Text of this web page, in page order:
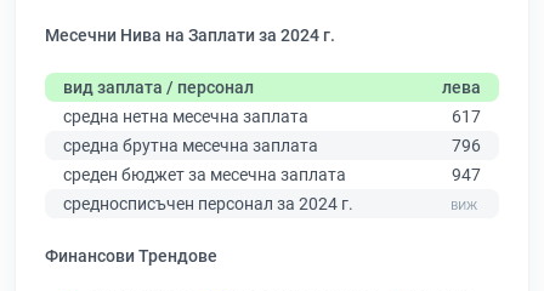
Месечни Нива на Заплати за 2024 г.
вид заплата / персонал
лева
средна нетна месечна заплата
617
средна брутна месечна заплата
796
среден бюджет за месечна заплата
947
средносписъчен персонал за 2024 г.
Финансови Трендове